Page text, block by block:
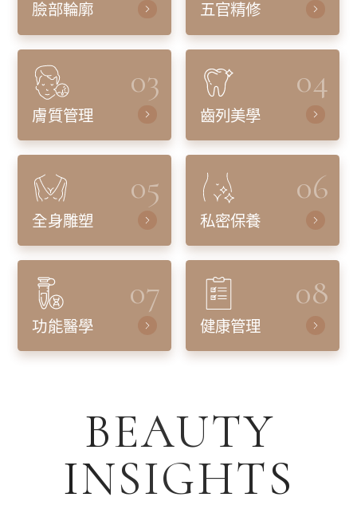
臉部輪廓 五官精修
03
膚質管理
04
齒列美學
05
全身雕塑
06
私密保養
07
功能醫學
08
健康管理
BEAUTY
INSIGHTS